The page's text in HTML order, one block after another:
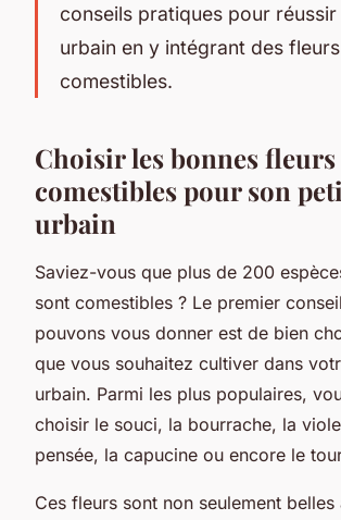
conseils pratiques pour
urbain en y intégrant des fleurs
comestibles.
Choisir les bonnes fleurs
comestibles pour son
urbain
Saviez-vous que plus de 200
sont comestibles ? Le premier
pouvons vous donner est de bien
que vous souhaitez cultiver dans
urbain. Parmi les plus populaires,
choisir le souci, la bourrache, la
pensée, la capucine ou encore le
Ces fleurs sont non seulement belles